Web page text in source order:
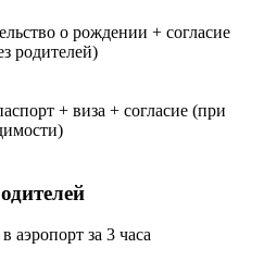
о рождении + согласие
родителей)
+ виза + согласие (при
аэропорт за 3 часа